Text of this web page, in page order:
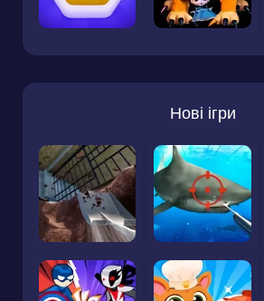
Нові ігри